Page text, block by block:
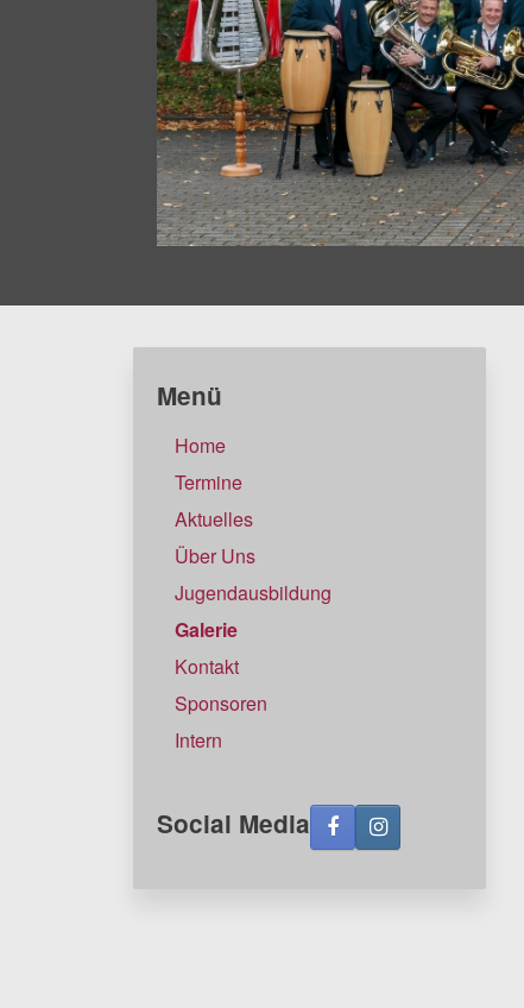
Menü
Home
Termine
Aktuelles
Über Uns
Jugendausbildung
Galerie
Kontakt
Sponsoren
Intern
Social Media